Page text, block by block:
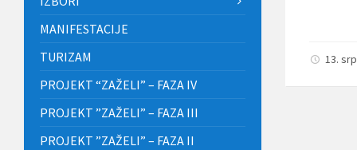
13.
MANIFESTACIJE
TURIZAM
PROJEKT “ZAŽELI” – FAZA IV
PROJEKT ”ZAŽELI” – FAZA III
PROJEKT ”ZAŽELI” – FAZA II